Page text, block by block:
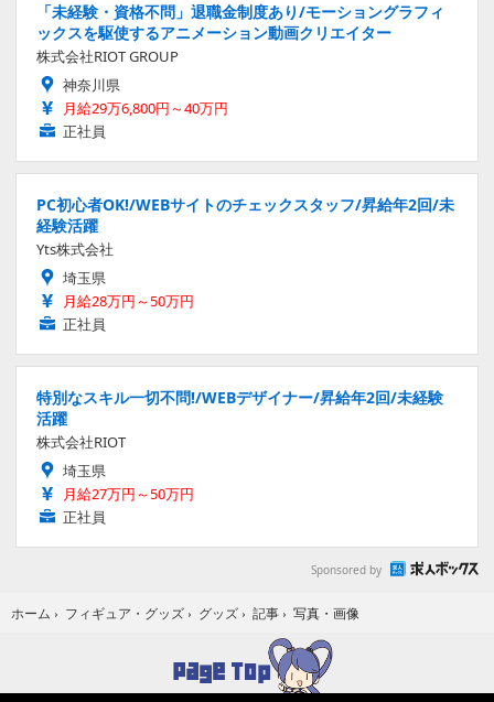
「未経験・資格不問」退職金制度あり/モーショングラフィ
ックスを駆使するアニメーション動画クリエイター
株式会社RIOT GROUP
神奈川県
月給29万6,800円～40万円
正社員
PC初心者OK!/WEBサイトのチェックスタッフ/昇給年2回/未
経験活躍
Yts株式会社
埼玉県
月給28万円～50万円
正社員
特別なスキル一切不問!/WEBデザイナー/昇給年2回/未経験
活躍
株式会社RIOT
埼玉県
月給27万円～50万円
正社員
Sponsored by
ホーム › フィギュア・グッズ › グッズ › 記事 › 写真・画像